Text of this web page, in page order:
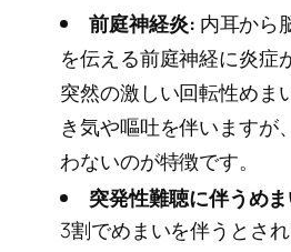
前庭神経炎: 内耳から
を伝える前庭神経に炎症
突然の激しい回転性めま
き気や嘔吐を伴いますが
わないのが特徴です。
突発性難聴に伴うめ
3割でめまいを伴うとさ